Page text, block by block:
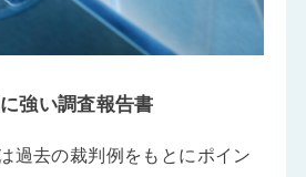
強い調査報告書
過去の裁判例をもとにポイン